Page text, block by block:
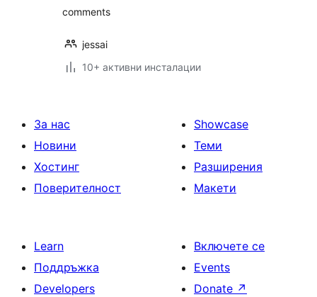
comments
jessai
10+ активни инсталации
За нас
Новини
Хостинг
Поверителност
Showcase
Теми
Разширения
Макети
Learn
Поддръжка
Developers
Включете се
Events
Donate ↗